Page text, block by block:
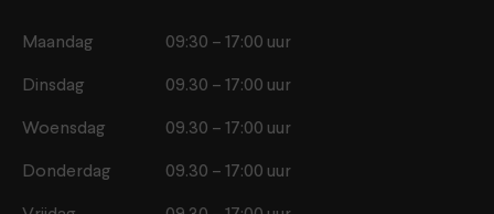
Maandag 09:30 – 17:00 uur
Dinsdag 09.30 – 17:00 uur
Woensdag 09.30 – 17:00 uur
Donderdag 09.30 – 17:00 uur